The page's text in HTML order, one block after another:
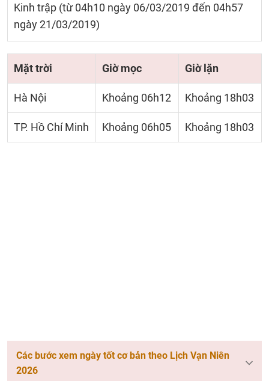
Kinh trập (từ 04h10 ngày 06/03/2019 đến 04h57
ngày 21/03/2019)
Mặt trời Giờ mọc Giờ lặn
Hà Nội Khoảng 06h12 Khoảng 18h03
TP. Hồ Chí Minh Khoảng 06h05 Khoảng 18h03
Các bước xem ngày tốt cơ bản theo Lịch Vạn Niên
2026